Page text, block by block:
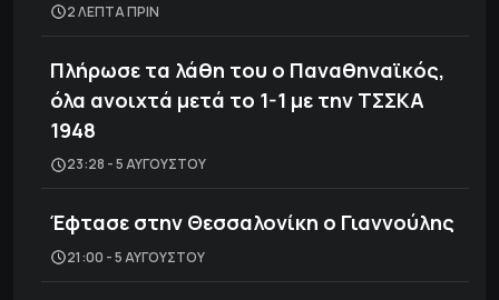
2 ΛΕΠΤΑ ΠΡΙΝ
Πλήρωσε τα λάθη του ο Παναθηναϊκός,
όλα ανοιχτά μετά το 1-1 με την ΤΣΣΚΑ
1948
23:28 - 5 ΑΥΓΟΎΣΤΟΥ
Έφτασε στην Θεσσαλονίκη ο Γιαννούλης
21:00 - 5 ΑΥΓΟΎΣΤΟΥ